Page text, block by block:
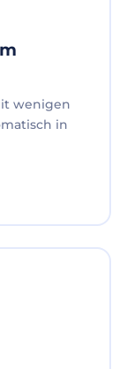
wenigen
in